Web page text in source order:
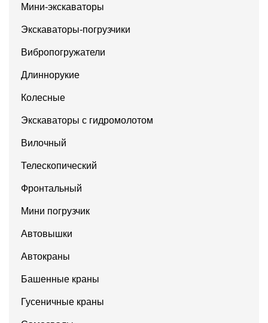
Мини-экскаваторы
Экскаваторы-погрузчики
Вибропогружатели
Длиннорукие
Колесные
Экскаваторы с гидромолотом
Вилочный
Телескопический
Фронтальный
Мини погрузчик
Автовышки
Автокраны
Башенные краны
Гусеничные краны